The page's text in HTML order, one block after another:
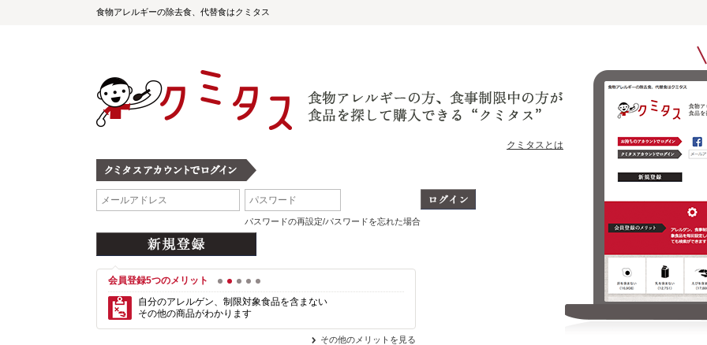
食物アレルギーの除去食、代替食はクミタス
クミタスとは
パスワードの再設定/パスワードを忘れた場合
会員登録5つのメリット 1 2 3 4
自分のアレルゲン、制限対象食品を含まない
その他の商品がわかります
購入・ブックマーク履歴がわかります
その他のメリットを見る